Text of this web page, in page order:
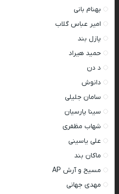
بهنام بانی
امیر عباس گلاب
پازل بند
حمید هیراد
د دن
دانوش
سامان جلیلی
سینا پارسیان
شهاب مظفری
علی یاسینی
ماکان بند
مسیح و آرش AP
مهدی جهانی